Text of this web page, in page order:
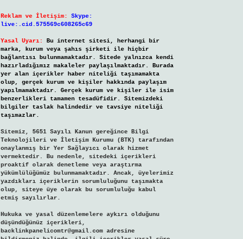
Reklam ve İletişim:
Skype:
live:.cid.575569c608265c69
Yasal Uyarı:
Bu internet sitesi, herhangi bir
marka, kurum veya şahıs şirketi ile hiçbir
bağlantısı bulunmamaktadır. Sitede yalnızca kendi
hazırladığımız makaleler paylaşılmaktadır. Burada
yer alan içerikler haber niteliği taşımamakta
olup, gerçek kurum ve kişiler hakkında paylaşım
yapılmamaktadır. Gerçek kurum ve kişiler ile isim
benzerlikleri tamamen tesadüfidir. Sitemizdeki
bilgiler taslak halindedir ve tavsiye niteliği
taşımazlar.
Sitemiz, 5651 Sayılı Kanun gereğince Bilgi
Teknolojileri ve İletişim Kurumu (BTK) tarafından
onaylanmış bir Yer Sağlayıcı olarak hizmet
vermektedir. Bu nedenle, sitedeki içerikleri
proaktif olarak denetleme veya araştırma
yükümlülüğümüz bulunmamaktadır. Ancak, üyelerimiz
yazdıkları içeriklerin sorumluluğunu taşımakta
olup, siteye üye olarak bu sorumluluğu kabul
etmiş sayılırlar.
Hukuka ve yasal düzenlemelere aykırı olduğunu
düşündüğünüz içerikleri,
backlinkpanelicomtr@gmail.comadresine